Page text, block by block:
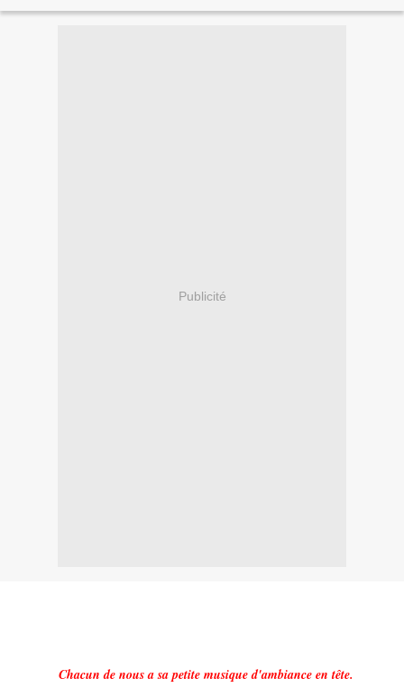
Publicité
Chacun de nous a sa petite musique d'ambiance en tête.